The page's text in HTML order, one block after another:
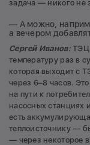
задача — никого не
— А можно,
а вечером
Сергей Иванов:ТЭЦ
температуру раз в
которая выходит с
через 6–8 часов.
на пути к
насосных станциях
есть
теплоисточнику —
— через некоторое